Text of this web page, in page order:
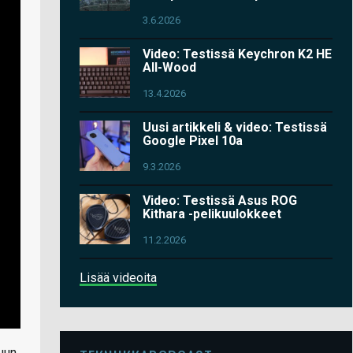
3.6.2026
Video: Testissä Keychron K2 HE
All-Wood
13.4.2026
Uusi artikkeli & video: Testissä
Google Pixel 10a
9.3.2026
Video: Testissä Asus ROG
Kithara -pelikuulokkeet
11.2.2026
Lisää videoita